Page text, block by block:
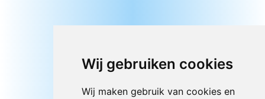
Wij gebruiken cookies
Wij maken gebruik van cookies en